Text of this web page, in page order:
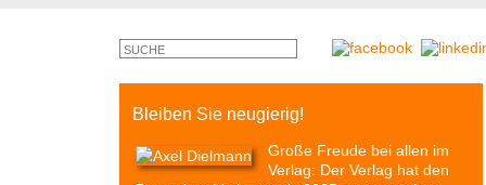
Bleiben Sie neugierig!
Große Freude bei allen im
Verlag: Der Verlag hat den